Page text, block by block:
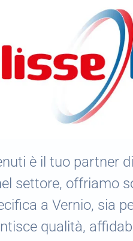
è il tuo partner
settore, offriamo
a Vernio, sia
qualità,